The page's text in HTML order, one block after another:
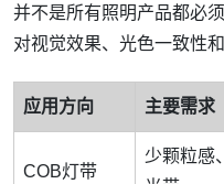
并不是所有照明产品都必
对视觉效果、光色一致性
应用方向 主要需求
COB灯带
少颗粒感